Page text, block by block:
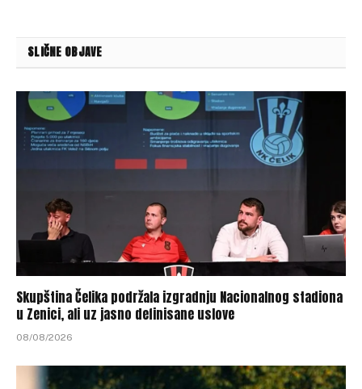
SLIČNE OBJAVE
Skupština Čelika podržala izgradnju Nacionalnog stadiona
u Zenici, ali uz jasno definisane uslove
08/08/2026